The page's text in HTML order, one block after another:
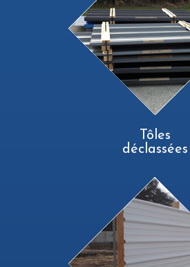
Tôles
déclassées